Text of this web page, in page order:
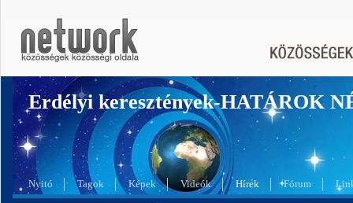
Erdélyi keresztények-HATÁROK
Nyitó Tagok Képek Videók Hírek Fórum